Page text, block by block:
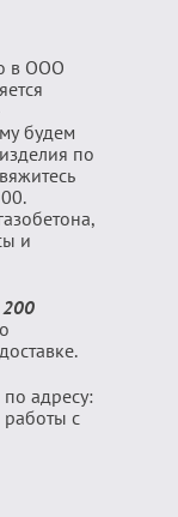
в ООО
будем
по
и
200
адресу:
работы с